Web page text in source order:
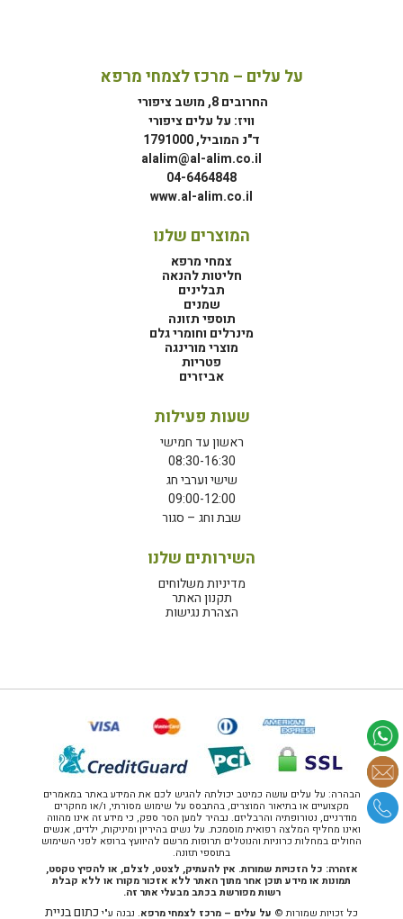
על עלים – מרכז לצמחי מרפא
החרובים 8, מושב ציפורי
וויז: על עלים ציפורי
ד"נ המוביל, 1791000
alalim@al-alim.co.il
04-6464848
www.al-alim.co.il
המוצרים שלנו
צמחי מרפא
חליטות להנאה
תבלינים
שמנים
תוספי תזונה
מינרלים וחומרי גלם
מוצרי מורינגה
פטריות
אביזרים
שעות פעילות
ראשון עד חמישי
08:30-16:30
שישי וערבי חג
09:00-12:00
שבת וחג – סגור
השירותים שלנו
מדיניות משלוחים
תקנון האתר
הצהרת נגישות
הבהרה: על עלים עושה כמיטב יכולתה להגיש לכם את המידע באתר במאמרים
מקצועיים או בתיאור המוצרים, בהתבסס על שימוש מסורתי, ו/או מחקרים
מודרניים, נטורופתיה והרבליזם. נבהיר למען הסר ספק, כי מידע זה אינו מהווה
ואינו מחליף המלצה רפואית מוסמכת. על נשים בהיריון ומיניקות, ילדים, אנשים
החולים במחלות כרוניות והנוטלים תרופות מרשם להיוועץ ברופא לפני השימוש
בתוספי תזונה.
אזהרה: כל הזכויות שמורות. אין להעתיק, לצטט, לצלם, או להפיץ טקסט,
תמונות או מידע תוכן אחר מתוך האתר ללא אזכור מקורו או ללא קבלת
רשות מפורשת בכתב מבעלי אתר זה.
כל זכויות שמורות © על עלים – מרכז לצמחי מרפא. נבנה ע"יכתום בניית